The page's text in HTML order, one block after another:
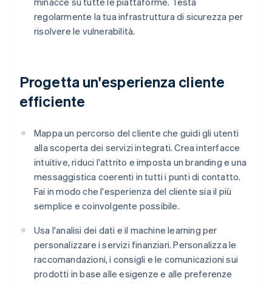
regolarmente la tua infrastruttura di sicurezza per
risolvere le vulnerabilità.
Progetta un'esperienza cliente
efficiente
Mappa un percorso del cliente che guidi gli utenti
alla scoperta dei servizi integrati. Crea interfacce
intuitive, riduci l'attrito e imposta un branding e una
messaggistica coerenti in tutti i punti di contatto.
Fai in modo che l'esperienza del cliente sia il più
semplice e coinvolgente possibile.
Usa l'analisi dei dati e il machine learning per
personalizzare i servizi finanziari. Personalizza le
raccomandazioni, i consigli e le comunicazioni sui
prodotti in base alle esigenze e alle preferenze